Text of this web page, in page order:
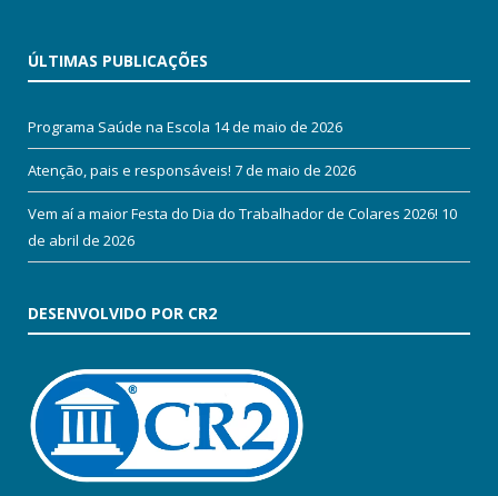
ÚLTIMAS PUBLICAÇÕES
Programa Saúde na Escola 14 de maio de 2026
Atenção, pais e responsáveis! 7 de maio de 2026
Vem aí a maior Festa do Dia do Trabalhador de Colares 2026! 10
de abril de 2026
DESENVOLVIDO POR CR2